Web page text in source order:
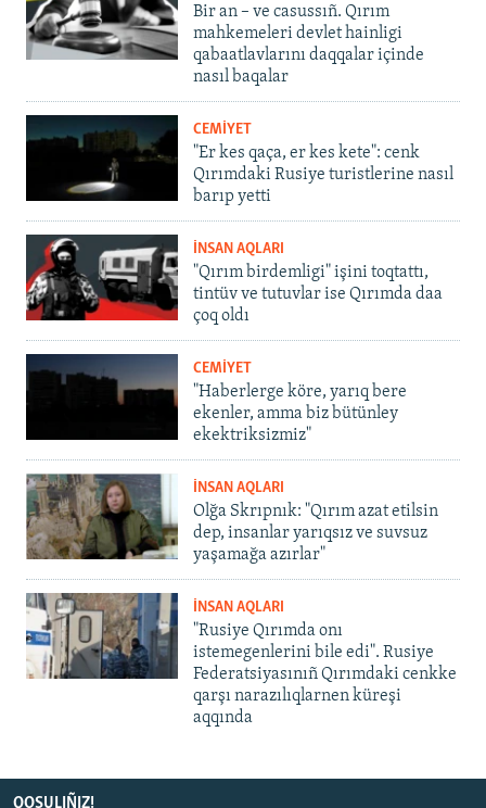
Bir an – ve casussıñ. Qırım
mahkemeleri devlet hainligi
qabaatlavlarını daqqalar içinde
nasıl baqalar
CEMİYET
"Er kes qaça, er kes kete": cenk
Qırımdaki Rusiye turistlerine nasıl
barıp yetti
İNSAN AQLARI
"Qırım birdemligi" işini toqtattı,
tintüv ve tutuvlar ise Qırımda daa
çoq oldı
CEMİYET
"Haberlerge köre, yarıq bere
ekenler, amma biz bütünley
ekektriksizmiz"
İNSAN AQLARI
Olğa Skrıpnık: "Qırım azat etilsin
dep, insanlar yarıqsız ve suvsuz
yaşamağa azırlar"
İNSAN AQLARI
"Rusiye Qırımda onı
istemegenlerini bile edi". Rusiye
Federatsiyasınıñ Qırımdaki cenkke
qarşı narazılıqlarnen küreşi
aqqında
QOŞULIÑIZ!